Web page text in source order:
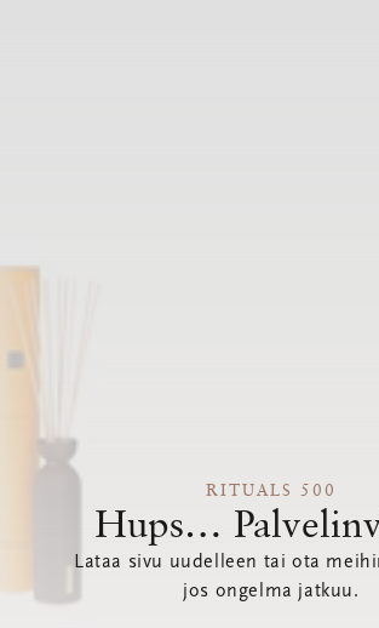
RITUALS 500
Hups…
Lataa sivu uudelleen tai ota
jos ongelma jatkuu.